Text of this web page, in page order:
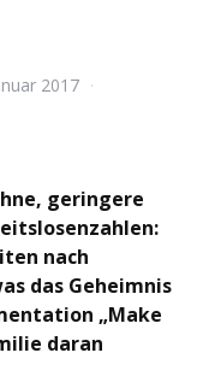
2017
geringere
nach
das Geheimnis
„Make
daran